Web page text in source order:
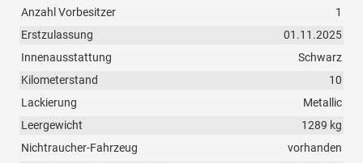
Anzahl Vorbesitzer
1
Erstzulassung
01.11.2025
Innenausstattung
Schwarz
Kilometerstand
10
Lackierung
Metallic
Leergewicht
1289 kg
Nichtraucher-Fahrzeug
vorhanden